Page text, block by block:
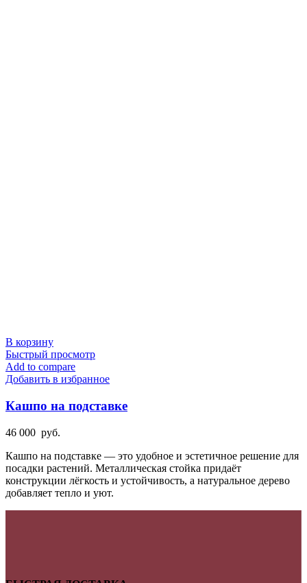
В корзину
Быстрый просмотр
Add to compare
Добавить в избранное
Кашпо на подставке
46 000 руб.
Кашпо на подставке — это удобное и эстетичное решение для
посадки растений. Металлическая стойка придаёт
конструкции лёгкость и устойчивость, а натуральное дерево
добавляет тепло и уют.